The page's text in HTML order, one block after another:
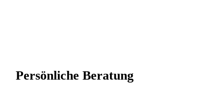
Persönliche Beratung